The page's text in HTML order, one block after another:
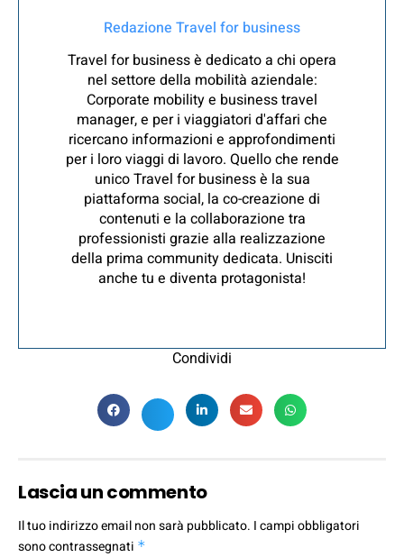
Redazione Travel for business
Travel for business è dedicato a chi opera
nel settore della mobilità aziendale:
Corporate mobility e business travel
manager, e per i viaggiatori d'affari che
ricercano informazioni e approfondimenti
per i loro viaggi di lavoro. Quello che rende
unico Travel for business è la sua
piattaforma social, la co-creazione di
contenuti e la collaborazione tra
professionisti grazie alla realizzazione
della prima community dedicata. Unisciti
anche tu e diventa protagonista!
Condividi
Lascia un commento
Il tuo indirizzo email non sarà pubblicato. I campi obbligatori
sono contrassegnati *